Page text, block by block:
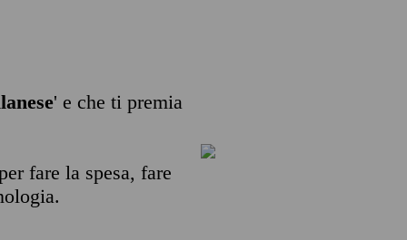
' e che ti premia
fare la spesa, fare